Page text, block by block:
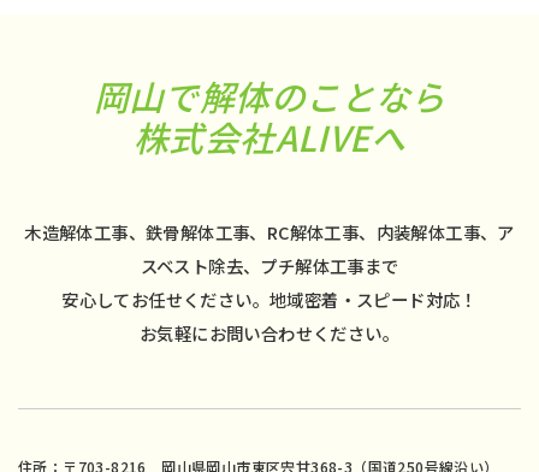
岡山で解体のことなら
株式会社ALIVEへ
木造解体工事、鉄骨解体工事、RC解体工事、内装解体工事、ア
スベスト除去、プチ解体工事まで
安心してお任せください。地域密着・スピード対応！
お気軽にお問い合わせください。
住所：〒703-8216 岡山県岡山市東区宍甘368-3（国道250号線沿い）